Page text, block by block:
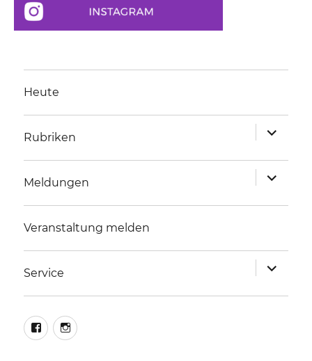
Heute
Rubriken
anzeigen
Meldungen
anzeigen
Veranstaltung melden
Service
anzeigen
facebookinstagram